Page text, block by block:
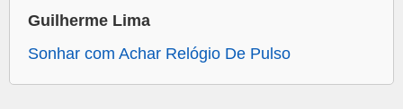
Guilherme Lima
Sonhar com Achar Relógio De Pulso